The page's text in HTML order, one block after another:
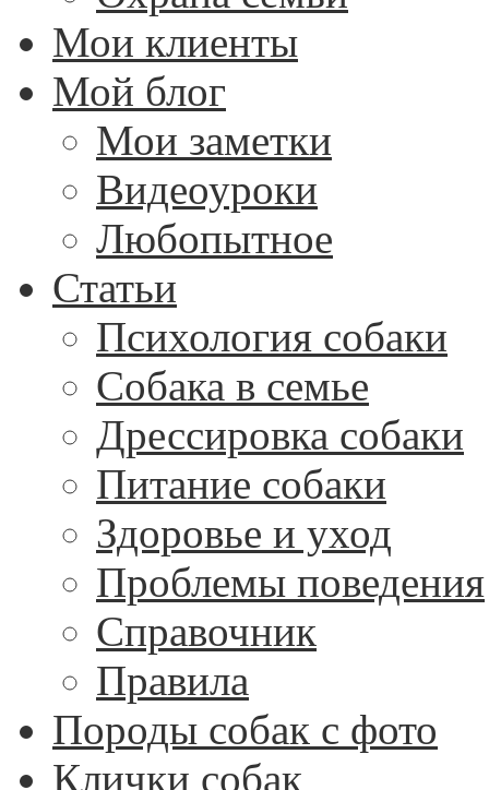
Мои клиенты
Мой блог
Мои заметки
Видеоуроки
Любопытное
Статьи
Психология собаки
Собака в семье
Дрессировка собаки
Питание собаки
Здоровье и уход
Проблемы поведения
Справочник
Правила
Породы собак с фото
Клички собак